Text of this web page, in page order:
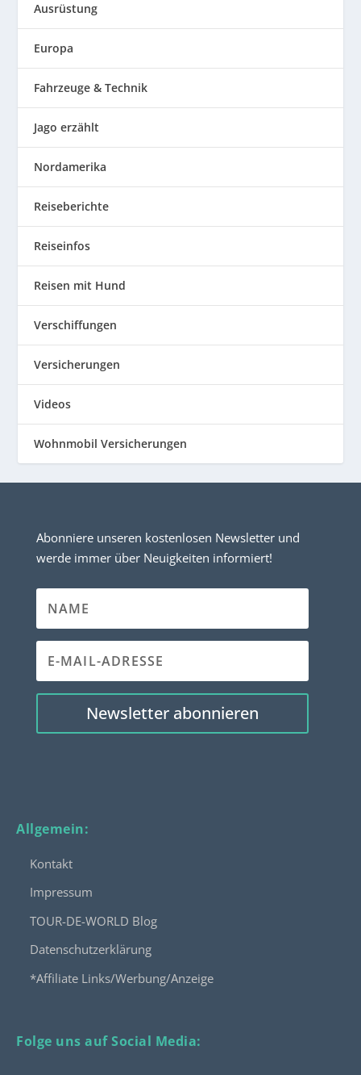
Ausrüstung
Europa
Fahrzeuge & Technik
Jago erzählt
Nordamerika
Reiseberichte
Reiseinfos
Reisen mit Hund
Verschiffungen
Versicherungen
Videos
Wohnmobil Versicherungen
Abonniere unseren kostenlosen Newsletter und
werde immer über Neuigkeiten informiert!
Newsletter abonnieren
Allgemein:
Kontakt
Impressum
TOUR-DE-WORLD Blog
Datenschutzerklärung
*Affiliate Links/Werbung/Anzeige
Folge uns auf Social Media: